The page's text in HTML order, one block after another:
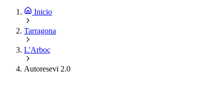
Inicio
Tarragona
L'Arboç
Autoresevi 2.0